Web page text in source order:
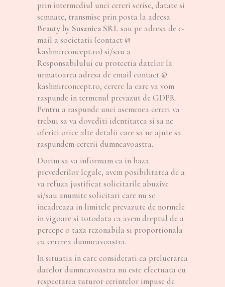
prin intermediul unei cereri scrise, datate si
semnate, transmise prin posta la adresa
Beauty by Susanica SRL sau pe adresa de e-
mail a societatii (contact @
kashmirconcept.ro) si/sau a
Responsabilului cu protectia datelor la
urmatoarea adresa de email contact @
kashmirconcept.ro, cerere la care va vom
raspunde in termenul prevazut de GDPR.
Pentru a raspunde unei asemenea cereri va
trebui sa va dovediti identitatea si sa ne
oferiti orice alte detalii care sa ne ajute sa
raspundem cererii dumneavoastra.
Dorim sa va informam ca in baza
prevederilor legale, avem posibilitatea de a
va refuza justificat solicitarile abuzive
si/sau anumite solicitari care nu se
incadreaza in limitele prevazute de normele
in vigoare si totodata ca avem dreptul de a
percepe o taxa rezonabila si proportionala
cu cererea dumneavoastra.
In situatia in care considerati ca prelucrarea
datelor dumneavoastra nu este efectuata cu
respectarea tuturor cerintelor impuse de